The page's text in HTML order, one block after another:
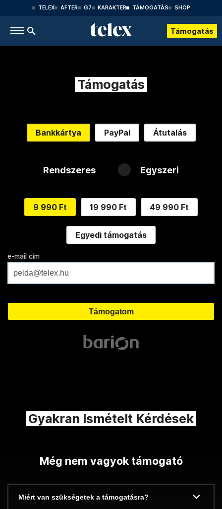
TELEX AFTER G7 KARAKTER TÁMOGATÁS SHOP
Támogatás
Támogatás
Bankkártya PayPal Átutalás
Rendszeres Egyszeri
9 990 Ft 19 990 Ft 49 990 Ft
Egyedi támogatás
e-mail cím
Gyakran Ismételt Kérdések
Még nem vagyok támogató
Miért van szükségetek a támogatásra?